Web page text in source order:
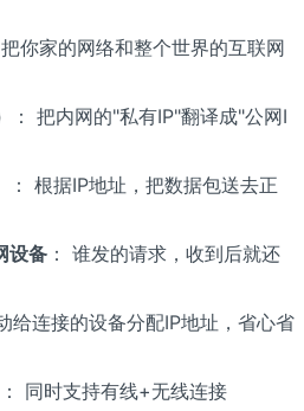
你家的网络和整个世界的互联网
： 把内网的"私有IP"翻译成"公网I
： 根据IP地址，把数据包送去正
设备： 谁发的请求，收到后就还
给连接的设备分配IP地址，省心省
： 同时支持有线+无线连接